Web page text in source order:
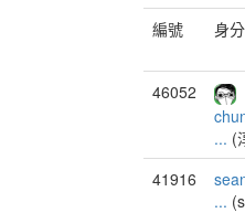
編號 身分
46052
... (
41916
...